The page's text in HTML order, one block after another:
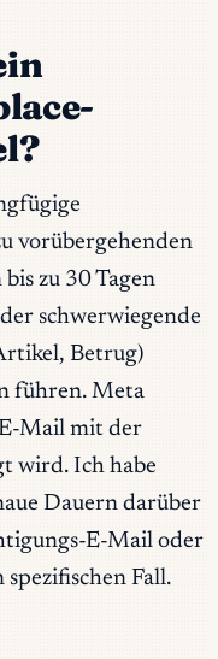
vorübergehenden
zu 30 Tagen
schwerwiegende
Betrug)
führen. Meta
Mail mit der
wird. Ich habe
Dauern darüber
E-Mail oder
Fall.